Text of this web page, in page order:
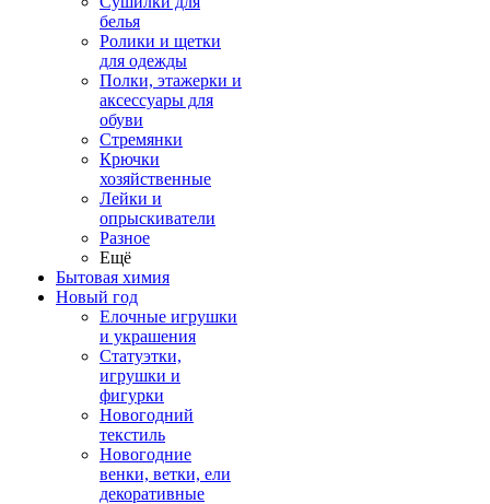
белья
Ролики и щетки
для одежды
Полки, этажерки и
аксессуары для
обуви
Стремянки
Крючки
хозяйственные
Лейки и
опрыскиватели
Разное
Ещё
Бытовая химия
Новый год
Елочные игрушки
и украшения
Статуэтки,
игрушки и
фигурки
Новогодний
текстиль
Новогодние
венки, ветки, ели
декоративные